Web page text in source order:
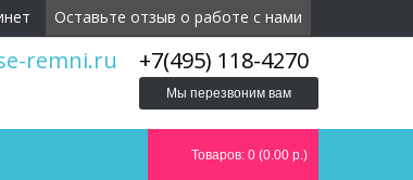
Оставьте отзыв о работе с нами
+7(495) 118-4270
Мы перезвоним вам
remni.ru
Товаров: 0 (0.00 р.)